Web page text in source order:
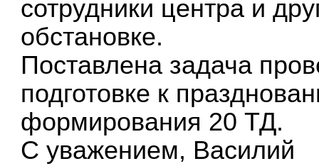
сотрудники центра и
обстановке.
Поставлена задача
подготовке к
формирования 20 ТД.
С уважением, Василий